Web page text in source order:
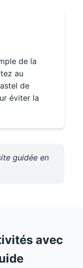
de la
au
de
éviter la
guidée en
avec